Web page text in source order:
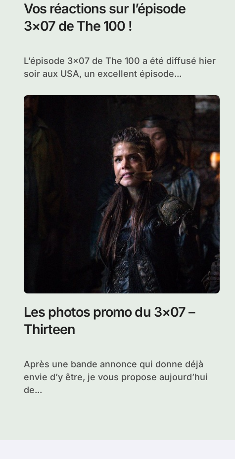
Vos réactions sur l’épisode
3×07 de The 100 !
L’épisode 3×07 de The 100 a été diffusé hier
soir aux USA, un excellent épisode...
Les photos promo du 3×07 –
Thirteen
Après une bande annonce qui donne déjà
envie d’y être, je vous propose aujourd’hui
de...